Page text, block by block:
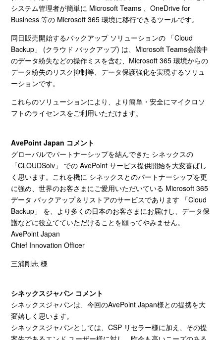
システム管理者が簡単に Microsoft Teams 、OneDrive for
Business等の Microsoft 365環境に移行できるツールです。
同日販売開始するバックアップ ソリューションの 「Cloud
Backup 」 (クラウド バックアップ) は、 Microsoft Teams会議中
のデータ紛失などの操作ミスを含む、 Microsoft 365環境からの
データ紛失のリスク抑制等、データ保護強化を実現するソリュ
ーションです。
これらのソリューションにより、より簡単・安全にマイクロソ
フトのライセンスをご利用いただけます。
AvePoint Japan コメント
グローバルでパートナーシップを結んできた シネックスの
「CLOUDSolv 」 でのAvePointサービス提供開始を大変喜ばし
く思います。これを機に シネックスとのパートナーシップを更
に強め、世界のお客さまにご愛用いただいている Microsoft 365
データ バックアップ＆リストアのサービスであります 「Cloud
Backup 」 を、より多くの日本のお客さまにお届けし、データ保
護などに役立てていただけることを願ってやみません。
AvePoint Japan
Chief Innovation Officer
三浦剛志 様
シネックスジャパン コメント
シネックスジャパンは、今回のAvePoint Japan様との提携を大
変嬉しく思います。
シネックスジャパンとしては、CSP リセラー様に加え、その提